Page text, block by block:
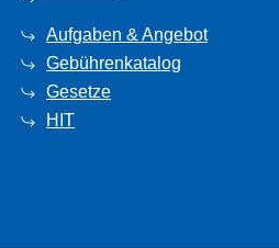
Aufgaben & Angebot
Gebührenkatalog
Gesetze
HIT